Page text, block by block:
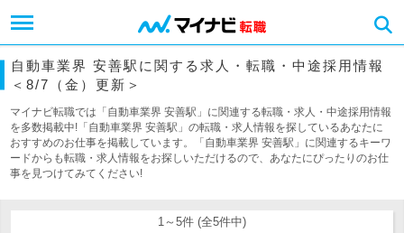
自動車業界 安善駅に関する求人・転職・中途採用情報
＜8/7（金）更新＞
マイナビ転職では「自動車業界 安善駅」に関連する転職・求人・中途採用情報
を多数掲載中!「自動車業界 安善駅」の転職・求人情報を探しているあなたに
おすすめのお仕事を掲載しています。「自動車業界 安善駅」に関連するキーワ
ードからも転職・求人情報をお探しいただけるので、あなたにぴったりのお仕
事を見つけてみてください!
1～5件 (全5件中)